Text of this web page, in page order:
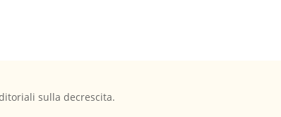
sulla decrescita.